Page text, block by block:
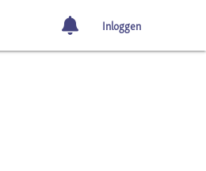
Inloggen